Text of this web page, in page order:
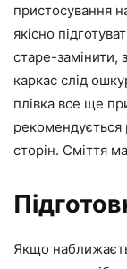
пристосування
якісно
старе-замінити,
каркас слід
плівка все ще
рекомендується
сторін. Сміття
Якщо